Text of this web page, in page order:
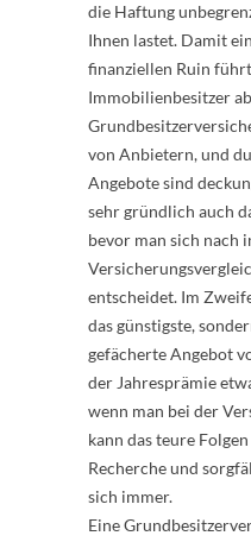
die Haftung
Ihnen lastet. Damit
finanziellen Ruin
Immobilienbesitzer
von Anbietern, und
Angebote sind
sehr gründlich auch
bevor man sich nach
entscheidet. Im
das günstigste,
gefächerte Angebot
der Jahresprämie
wenn man bei der
kann das teure
Recherche und
sich immer.
Eine